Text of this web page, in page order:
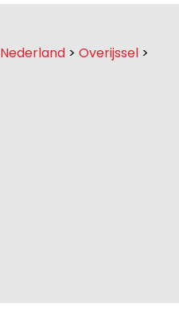
Nederland > Overijssel >